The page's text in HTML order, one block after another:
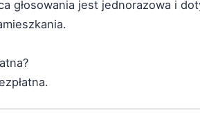
głosowania jest jednorazowa i